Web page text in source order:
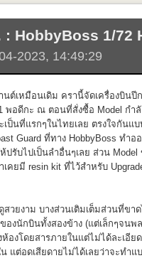
พสท์เก่าๆในFB) เอาไปขัดระหว่า
ส่วนค่อนข้างซับซ้อน ดีนะที่ไม่เล่
ประกอบและทำสี อดทนและทนอ
ง และสีที่พ่นจะได้ติดดี พ่นสีผสมต
ช่นตรงสีเทาในปืน ที่ต้องบังพ่นเอ
อีนาเมลค่อยๆทาไป เลอะก็เช็ดอ
เพราะเป็นBansheeตัวแรกที่ออ
ดี โมเดลเลอร์ญี่ปุ่นจับพ่นทึบไปเล
พี่น้องในเพจช่วยแนะนำ เลยมาล
รอกว่าจะมีแดดดีๆพ่นClear ปิดท้า
เกิดฝ้าน้อยที่สุด พ่นเคลียร์แล้วรู้สึก
HobbyBoss 1/72
2023, 14:49:29
นต์เหมือนเดิม ครานี้จัดเครื่องบิน
พอดีกะ ณ ตอนที่สั่งซื้อ Model กำ
ป็นที่แรกๆในไทยเลย ตรงใจกันแ
Guard ที่ทาง HobbyBoss ทำ
ปรับไปเป็นลำอื่นๆเลย ส่วน
คยมี resin kit ที่ไว้สำหรับ
วยงาม บางส่วนเติมเต็มส่วนที่ขา
งนักบินทั้งสองข้าง (แต่เล็กๆจน
องโดยสารภายในแต่ไม่ได้ละเอีย
แต่อดเสียดายไม่ได้เลยว่าจะทำแ